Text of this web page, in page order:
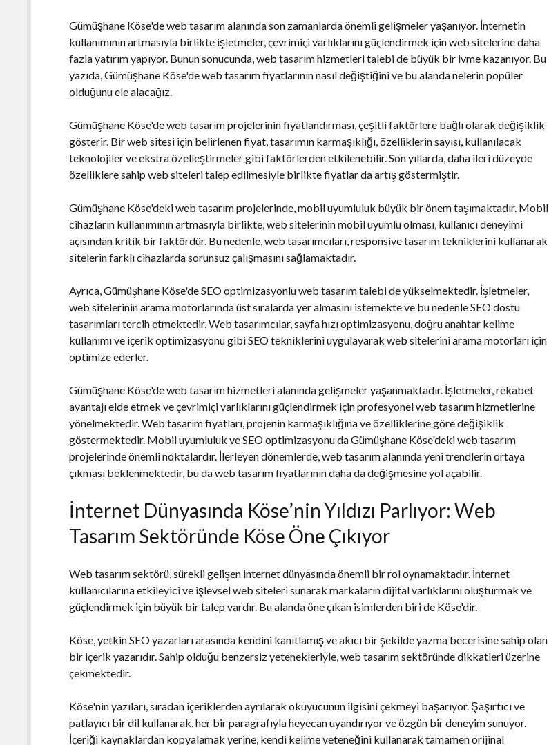
Gümüşhane Köse'de web tasarım alanında son zamanlarda önemli gelişmeler yaşanıyor. İnternetin
kullanımının artmasıyla birlikte işletmeler, çevrimiçi varlıklarını güçlendirmek için web sitelerine daha
fazla yatırım yapıyor. Bunun sonucunda, web tasarım hizmetleri talebi de büyük bir ivme kazanıyor. Bu
yazıda, Gümüşhane Köse'de web tasarım fiyatlarının nasıl değiştiğini ve bu alanda nelerin popüler
olduğunu ele alacağız.
Gümüşhane Köse'de web tasarım projelerinin fiyatlandırması, çeşitli faktörlere bağlı olarak değişiklik
gösterir. Bir web sitesi için belirlenen fiyat, tasarımın karmaşıklığı, özelliklerin sayısı, kullanılacak
teknolojiler ve ekstra özelleştirmeler gibi faktörlerden etkilenebilir. Son yıllarda, daha ileri düzeyde
özelliklere sahip web siteleri talep edilmesiyle birlikte fiyatlar da artış göstermiştir.
Gümüşhane Köse'deki web tasarım projelerinde, mobil uyumluluk büyük bir önem taşımaktadır. Mobil
cihazların kullanımının artmasıyla birlikte, web sitelerinin mobil uyumlu olması, kullanıcı deneyimi
açısından kritik bir faktördür. Bu nedenle, web tasarımcıları, responsive tasarım tekniklerini kullanarak
sitelerin farklı cihazlarda sorunsuz çalışmasını sağlamaktadır.
Ayrıca, Gümüşhane Köse'de SEO optimizasyonlu web tasarım talebi de yükselmektedir. İşletmeler,
web sitelerinin arama motorlarında üst sıralarda yer almasını istemekte ve bu nedenle SEO dostu
tasarımları tercih etmektedir. Web tasarımcılar, sayfa hızı optimizasyonu, doğru anahtar kelime
kullanımı ve içerik optimizasyonu gibi SEO tekniklerini uygulayarak web sitelerini arama motorları için
optimize ederler.
Gümüşhane Köse'de web tasarım hizmetleri alanında gelişmeler yaşanmaktadır. İşletmeler, rekabet
avantajı elde etmek ve çevrimiçi varlıklarını güçlendirmek için profesyonel web tasarım hizmetlerine
yönelmektedir. Web tasarım fiyatları, projenin karmaşıklığına ve özelliklerine göre değişiklik
göstermektedir. Mobil uyumluluk ve SEO optimizasyonu da Gümüşhane Köse'deki web tasarım
projelerinde önemli noktalardır. İlerleyen dönemlerde, web tasarım alanında yeni trendlerin ortaya
çıkması beklenmektedir, bu da web tasarım fiyatlarının daha da değişmesine yol açabilir.
İnternet Dünyasında Köse’nin Yıldızı Parlıyor: Web
Tasarım Sektöründe Köse Öne Çıkıyor
Web tasarım sektörü, sürekli gelişen internet dünyasında önemli bir rol oynamaktadır. İnternet
kullanıcılarına etkileyici ve işlevsel web siteleri sunarak markaların dijital varlıklarını oluşturmak ve
güçlendirmek için büyük bir talep vardır. Bu alanda öne çıkan isimlerden biri de Köse'dir.
Köse, yetkin SEO yazarları arasında kendini kanıtlamış ve akıcı bir şekilde yazma becerisine sahip olan
bir içerik yazarıdır. Sahip olduğu benzersiz yetenekleriyle, web tasarım sektöründe dikkatleri üzerine
çekmektedir.
Köse'nin yazıları, sıradan içeriklerden ayrılarak okuyucunun ilgisini çekmeyi başarıyor. Şaşırtıcı ve
patlayıcı bir dil kullanarak, her bir paragrafıyla heyecan uyandırıyor ve özgün bir deneyim sunuyor.
İçeriği kaynaklardan kopyalamak yerine, kendi kelime yeteneğini kullanarak tamamen orijinal